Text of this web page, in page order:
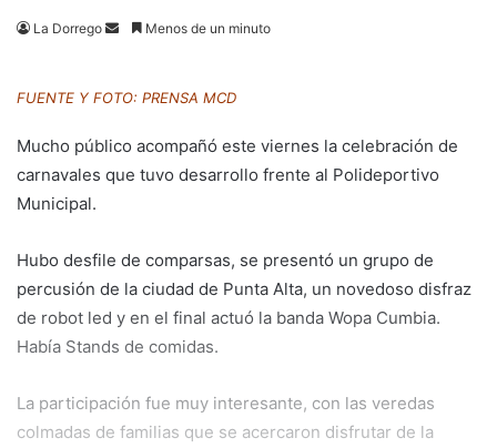
La Dorrego
SendMenos de un minuto
FUENTE Y FOTO: PRENSA MCD
Mucho público acompañó este viernes la celebración de
carnavales que tuvo desarrollo frente al Polideportivo
Municipal.
Hubo desfile de comparsas, se presentó un grupo de
percusión de la ciudad de Punta Alta, un novedoso disfraz
de robot led y en el final actuó la banda Wopa Cumbia.
Había Stands de comidas.
La participación fue muy interesante, con las veredas
colmadas de familias que se acercaron disfrutar de la